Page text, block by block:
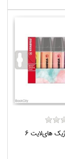
ست ماژيك هاي‌لايت 6